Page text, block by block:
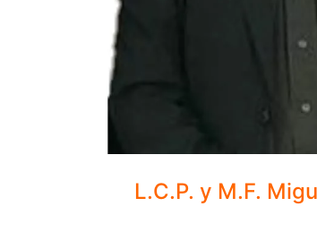
L.C.P. y M.F.